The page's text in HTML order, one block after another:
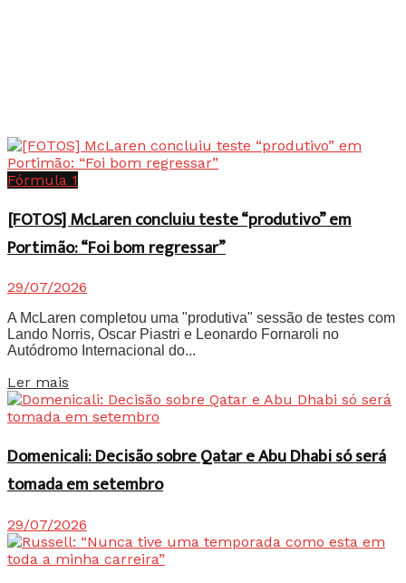
Fórmula 1
[FOTOS] McLaren concluiu teste “produtivo” em
Portimão: “Foi bom regressar”
29/07/2026
A McLaren completou uma "produtiva" sessão de testes com
Lando Norris, Oscar Piastri e Leonardo Fornaroli no
Autódromo Internacional do...
Ler mais
Domenicali: Decisão sobre Qatar e Abu Dhabi só será
tomada em setembro
29/07/2026